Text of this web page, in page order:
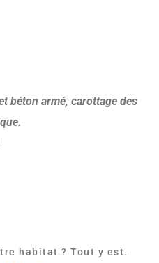
béton armé, carottage des
habitat ? Tout y est.